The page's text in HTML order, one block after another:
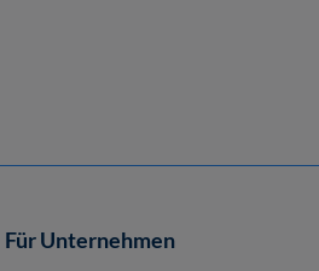
Für Unternehmen